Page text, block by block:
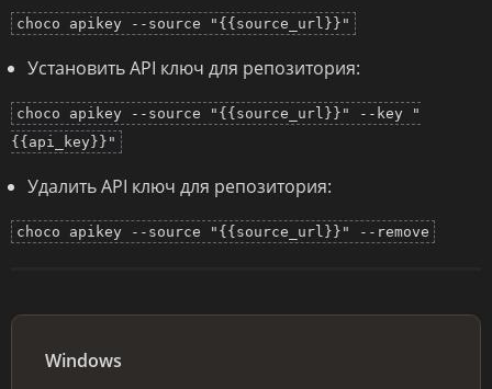
choco apikey --source "{{source_url}}"
Установить API ключ для репозитория:
choco apikey --source "{{source_url}}" --key "
{{api_key}}"
Удалить API ключ для репозитория:
choco apikey --source "{{source_url}}" --remove
Windows